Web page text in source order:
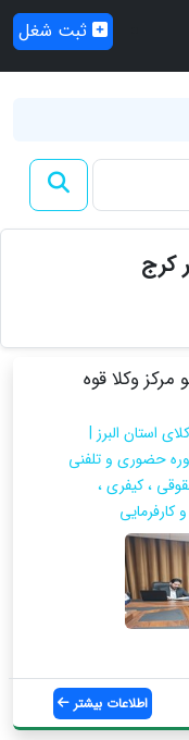
ثبت شغل
کرج
وکلا قوه
استان البرز |
۸۶۸۰۴ | مشاوره حضوری و تلفنی
، کیفری ،
کارفرمایی
اطلاعات بیشتر